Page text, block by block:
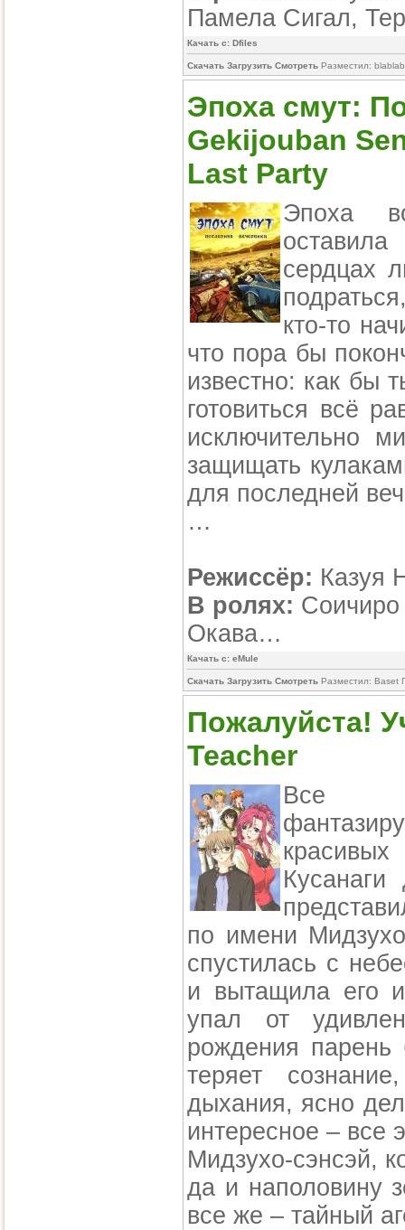
Памела Сигал,
Качать с: Dfiles
Скачать Загрузить Смотреть Разместил:
Эпоха смут:
Gekijouban
Last Party
Эпоха
сердцах
кто-то
что пора бы
известно: как бы
готовиться всё
исключительно
защищать
для последней
…
Режиссёр: Казуя
В ролях:
Окава…
Качать с: eMule
Скачать Загрузить Смотреть Разместил: Baset
Пожалуйста!
Teacher
Все
по имени
спустилась с
и вытащила его
упал от
рождения парень
теряет
дыхания, ясно
интересное – все
Мидзухо-сэнсэй,
да и наполовину
все же – тайный